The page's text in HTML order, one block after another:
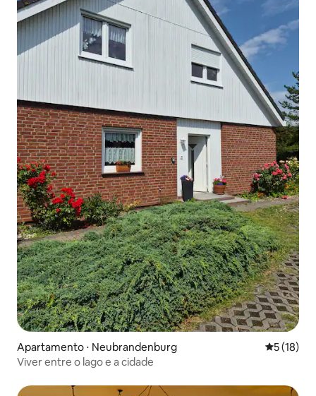
Apartamento ⋅ Neubrandenburg 5 de uma
5 (18)
Viver entre o lago e a cidade